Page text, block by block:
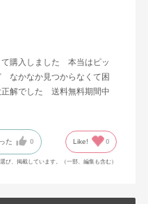
て購入しました 本当はピッ
なかなか見つからなくて困
解でした 送料無料期間中
た 0 Like! 0
び、掲載しています。（一部、編集も含む）